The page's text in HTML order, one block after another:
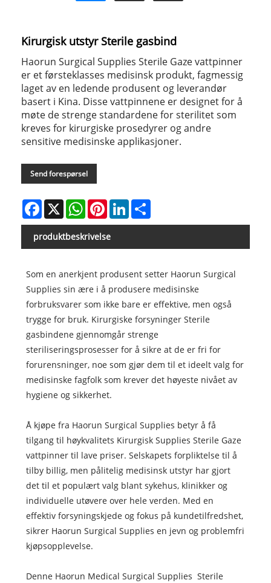
Kirurgisk utstyr Sterile gasbind
Haorun Surgical Supplies Sterile Gaze vattpinner
er et førsteklasses medisinsk produkt, fagmessig
laget av en ledende produsent og leverandør
basert i Kina. Disse vattpinnene er designet for å
møte de strenge standardene for sterilitet som
kreves for kirurgiske prosedyrer og andre
sensitive medisinske applikasjoner.
Send forespørsel
Facebook
X WhatsAppPinterestLinkedIn
produktbeskrivelse
Som en anerkjent produsent setter Haorun Surgical
Supplies sin ære i å produsere medisinske
forbruksvarer som ikke bare er effektive, men også
trygge for bruk. Kirurgiske forsyninger Sterile
gasbindene gjennomgår strenge
steriliseringsprosesser for å sikre at de er fri for
forurensninger, noe som gjør dem til et ideelt valg for
medisinske fagfolk som krever det høyeste nivået av
hygiene og sikkerhet.
Å kjøpe fra Haorun Surgical Supplies betyr å få
tilgang til høykvalitets Kirurgisk Supplies Sterile Gaze
vattpinner til lave priser. Selskapets forpliktelse til å
tilby billig, men pålitelig medisinsk utstyr har gjort
det til et populært valg blant sykehus, klinikker og
individuelle utøvere over hele verden. Med en
effektiv forsyningskjede og fokus på kundetilfredshet,
sikrer Haorun Surgical Supplies en jevn og problemfri
kjøpsopplevelse.
Denne Haorun Medical Surgical Supplies Sterile